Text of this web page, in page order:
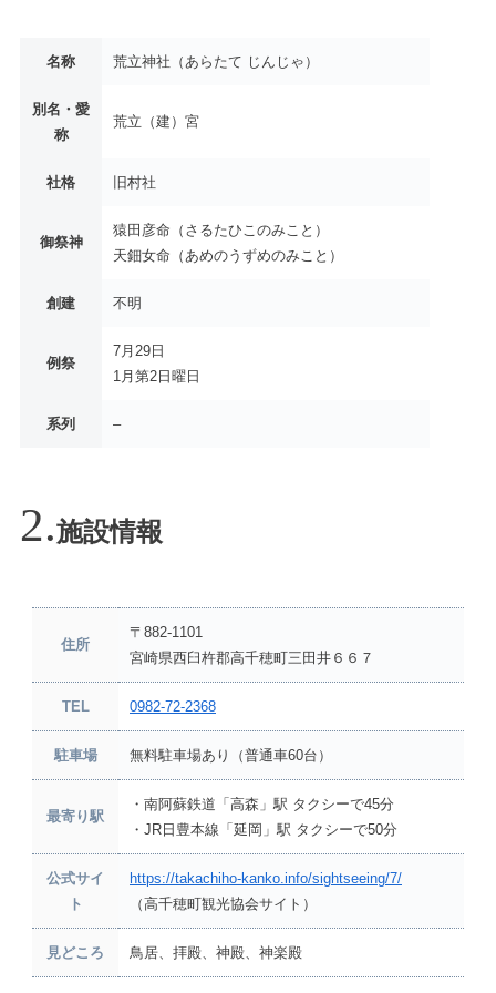
名称 荒立神社（あらたて じんじゃ）
別名・愛
称
荒立（建）宮
社格 旧村社
御祭神
猿田彦命（さるたひこのみこと）
天鈿女命（あめのうずめのみこと）
創建 不明
例祭
7月29日
1月第2日曜日
系列 –
施設情報
住所
〒882-1101
宮崎県西臼杵郡高千穂町三田井６６７
TEL 0982-72-2368
駐車場 無料駐車場あり（普通車60台）
最寄り駅
・南阿蘇鉄道「高森」駅 タクシーで45分
・JR日豊本線「延岡」駅 タクシーで50分
公式サイ
ト
https://takachiho-kanko.info/sightseeing/7/
（高千穂町観光協会サイト）
見どころ 鳥居、拝殿、神殿、神楽殿